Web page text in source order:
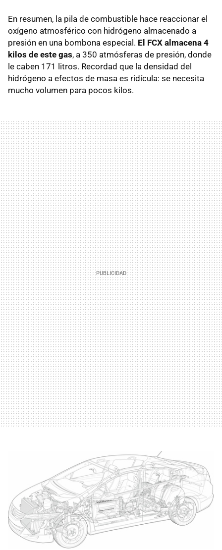
En resumen, la pila de combustible hace reaccionar el
oxígeno atmosférico con hidrógeno almacenado a
presión en una bombona especial. El FCX almacena 4
kilos de este gas, a 350 atmósferas de presión, donde
le caben 171 litros. Recordad que la densidad del
hidrógeno a efectos de masa es ridícula: se necesita
mucho volumen para pocos kilos.